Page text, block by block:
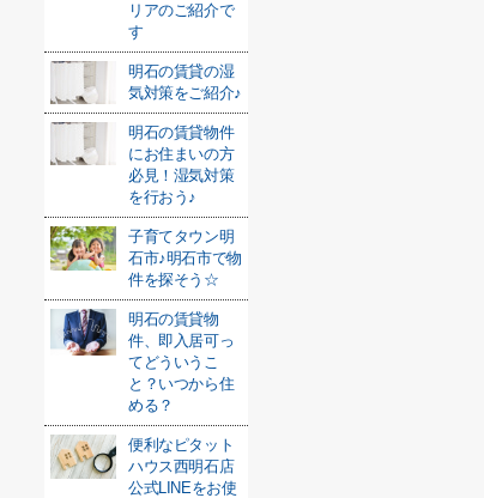
リアのご紹介で
す
明石の賃貸の湿
気対策をご紹介♪
明石の賃貸物件
にお住まいの方
必見！湿気対策
を行おう♪
子育てタウン明
石市♪明石市で物
件を探そう☆
明石の賃貸物
件、即入居可っ
てどういうこ
と？いつから住
める？
便利なピタット
ハウス西明石店
公式LINEをお使